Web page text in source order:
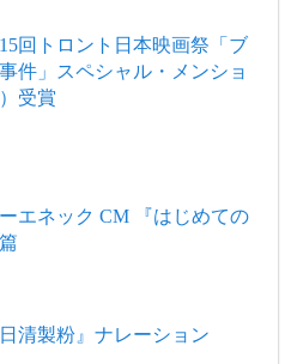
回トロント日本映画祭「ブ
件」スペシャル・メンショ
受賞
エネック CM 『はじめての
清製粉』ナレーション